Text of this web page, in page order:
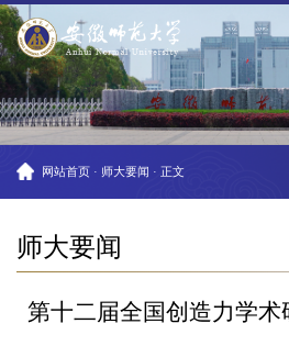
网站首页 · 师大要闻 · 正文
师大要闻
第十二届全国创造力学